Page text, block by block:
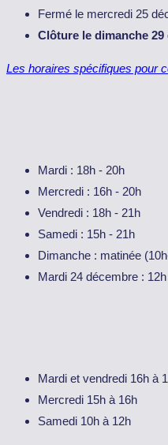
Fermé le mercredi 25
Clôture le dimanche 29
Les horaires spécifiques pour
Mardi : 18h - 20h
Mercredi : 16h - 20h
Vendredi : 18h - 21h
Samedi : 15h - 21h
Dimanche : matinée
Mardi 24 décembre :
Mardi et vendredi 16h à
Mercredi 15h à 16h
Samedi 10h à 12h